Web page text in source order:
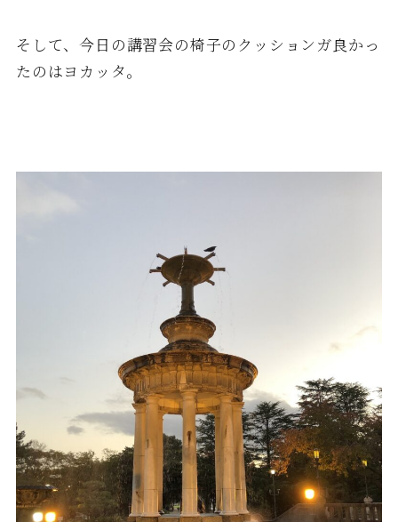
そして、今日の講習会の椅子のクッションガ良かっ
たのはヨカッタ。